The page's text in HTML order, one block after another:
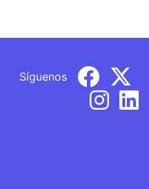
Síguenos